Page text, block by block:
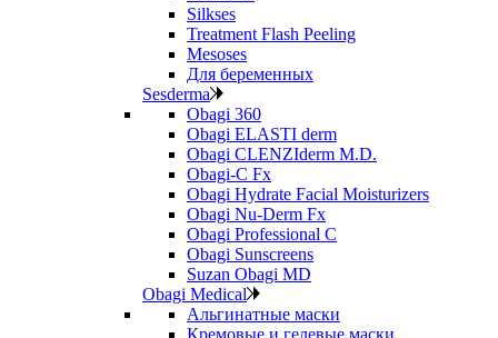
Silkses
Treatment Flash Peeling
Mesoses
Для беременных
Sesderma
Obagi 360
Obagi ELASTI derm
Obagi CLENZIderm M.D.
Obagi-C Fx
Obagi Hydrate Facial Moisturizers
Obagi Nu-Derm Fx
Obagi Professional C
Obagi Sunscreens
Suzan Obagi MD
Obagi Medical
Альгинатные маски
Кремовые и гелевые маски